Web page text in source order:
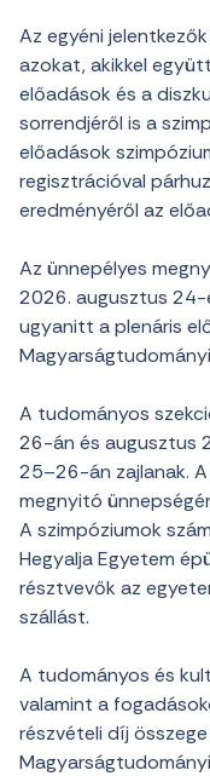
Az egyéni
azokat, akikkel
előadások és a
sorrendjéről is a
előadások
regisztrációval
eredményéről az
Az ünnepélyes
2026. augusztus
ugyanitt a plenáris
A tudományos
26-án és augusztus
25–26-án zajlanak.
megnyitó
A szimpóziumok
Hegyalja Egyetem
résztvevők az
szállást.
A tudományos és
valamint a
részvételi díj